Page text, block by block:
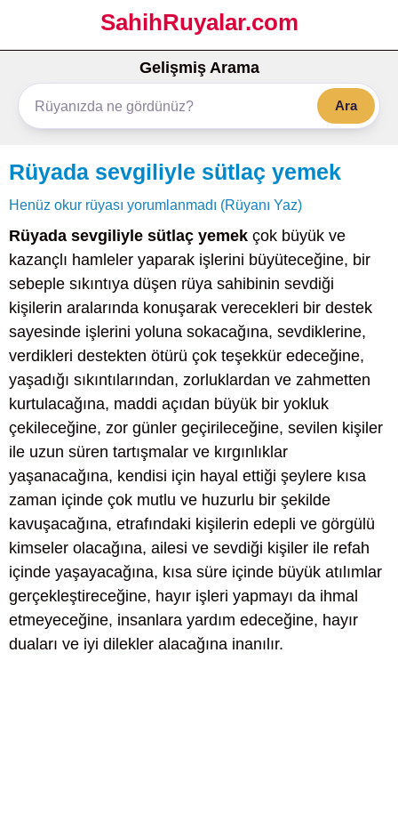
SahihRuyalar.com
Gelişmiş Arama
Ara
Rüyada sevgiliyle sütlaç yemek
Henüz okur rüyası yorumlanmadı (Rüyanı Yaz)
Rüyada sevgiliyle sütlaç yemek çok büyük ve
kazançlı hamleler yaparak işlerini büyüteceğine, bir
sebeple sıkıntıya düşen rüya sahibinin sevdiği
kişilerin aralarında konuşarak verecekleri bir destek
sayesinde işlerini yoluna sokacağına, sevdiklerine,
verdikleri destekten ötürü çok teşekkür edeceğine,
yaşadığı sıkıntılarından, zorluklardan ve zahmetten
kurtulacağına, maddi açıdan büyük bir yokluk
çekileceğine, zor günler geçirileceğine, sevilen kişiler
ile uzun süren tartışmalar ve kırgınlıklar
yaşanacağına, kendisi için hayal ettiği şeylere kısa
zaman içinde çok mutlu ve huzurlu bir şekilde
kavuşacağına, etrafındaki kişilerin edepli ve görgülü
kimseler olacağına, ailesi ve sevdiği kişiler ile refah
içinde yaşayacağına, kısa süre içinde büyük atılımlar
gerçekleştireceğine, hayır işleri yapmayı da ihmal
etmeyeceğine, insanlara yardım edeceğine, hayır
duaları ve iyi dilekler alacağına inanılır.